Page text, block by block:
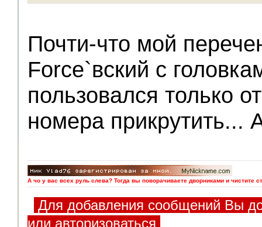
Почти-что мой
Force`вский с
пользовался только
номера прикрутить...
А чо у вас всех руль слева? Тогда вы поворачиваете дворниками и чистите
Для добавления сообщений Вы
или авторизоваться